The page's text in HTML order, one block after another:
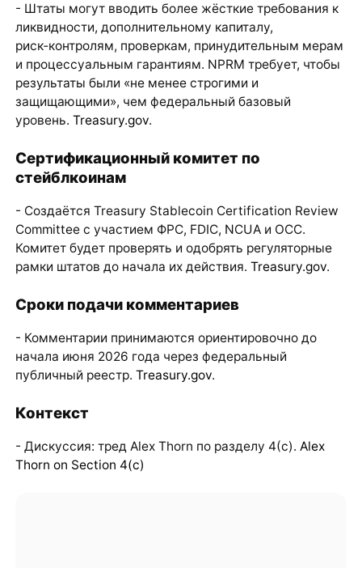
- Штаты могут вводить более жёсткие требования к
ликвидности, дополнительному капиталу,
риск‑контролям, проверкам, принудительным мерам
и процессуальным гарантиям. NPRM требует, чтобы
результаты были «не менее строгими и
защищающими», чем федеральный базовый
уровень. Treasury.gov.
Сертификационный комитет по
стейблкоинам
- Создаётся Treasury Stablecoin Certification Review
Committee с участием ФРС, FDIC, NCUA и OCC.
Комитет будет проверять и одобрять регуляторные
рамки штатов до начала их действия. Treasury.gov.
Сроки подачи комментариев
- Комментарии принимаются ориентировочно до
начала июня 2026 года через федеральный
публичный реестр. Treasury.gov.
Контекст
- Дискуссия: тред Alex Thorn по разделу 4(c). Alex
Thorn on Section 4(c)